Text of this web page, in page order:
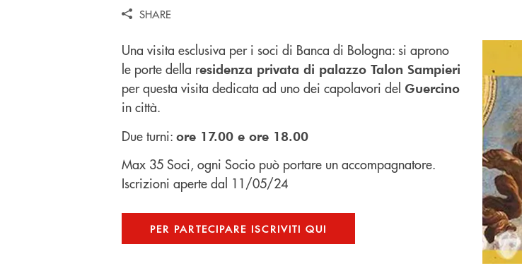
SHARE
Una visita esclusiva per i soci di Banca di Bologna: si aprono
le porte della residenza privata di palazzo Talon Sampieri
per questa visita dedicata ad uno dei capolavori del Guercino
in città.
Due turni: ore 17.00 e ore 18.00
Max 35 Soci, ogni Socio può portare un accompagnatore.
Iscrizioni aperte dal 11/05/24
PER PARTECIPARE ISCRIVITI QUI